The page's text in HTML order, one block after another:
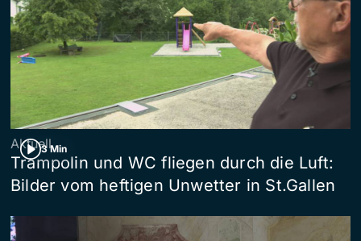
3 Min
Aktuell
Trampolin und WC fliegen durch die Luft:
Bilder vom heftigen Unwetter in St.Gallen